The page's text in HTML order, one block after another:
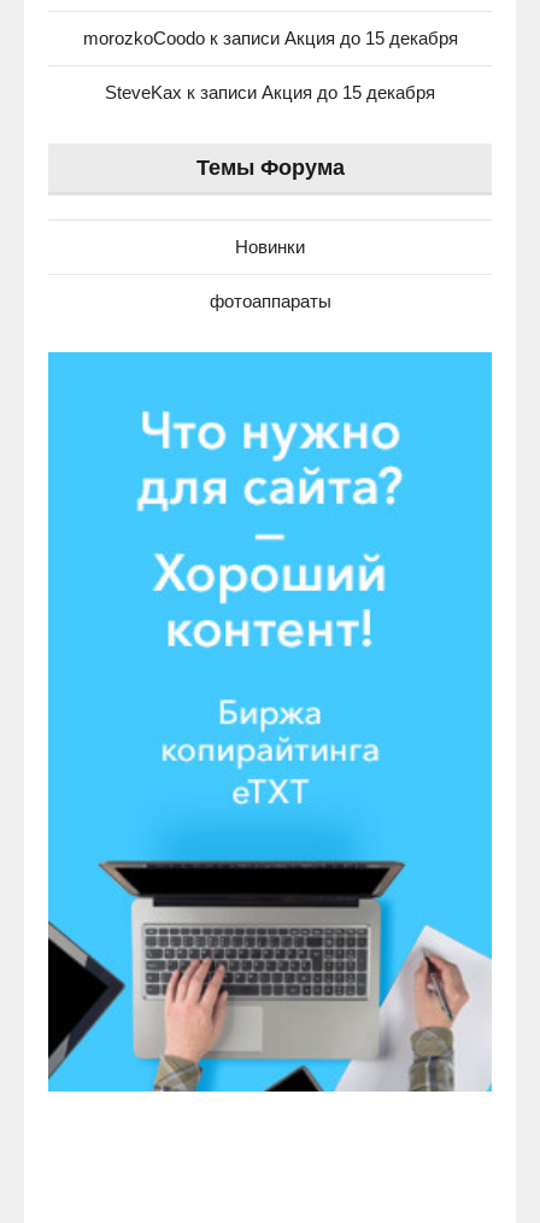
morozkoCoodoк записи Акция до 15 декабря
SteveKax к записи Акция до 15 декабря
Темы Форума
Новинки
фотоаппараты